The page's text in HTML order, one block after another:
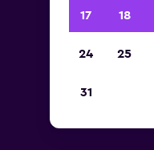
17 18
24 25
31